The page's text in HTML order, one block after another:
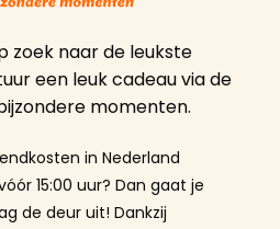
zoek naar de leukste
een leuk cadeau via de
momenten.
in Nederland
15:00 uur? Dan gaat je
de deur uit! Dankzij